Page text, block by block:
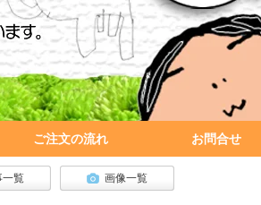
一覧 画像一覧
ご注文の流れ お問合せ